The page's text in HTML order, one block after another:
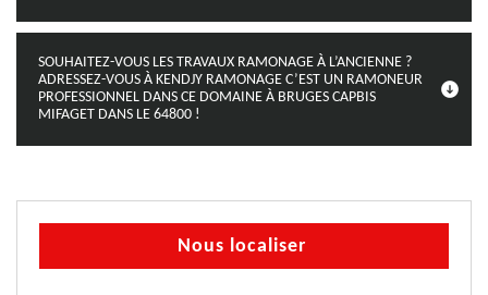
SOUHAITEZ-VOUS LES TRAVAUX RAMONAGE À L’ANCIENNE ?
ADRESSEZ-VOUS À KENDJY RAMONAGE C’EST UN RAMONEUR
PROFESSIONNEL DANS CE DOMAINE À BRUGES CAPBIS
MIFAGET DANS LE 64800 !
Nous localiser